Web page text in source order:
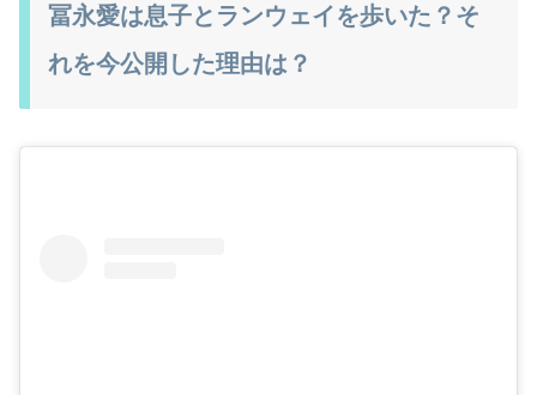
冨永愛は息子とランウェイを歩いた？そ
れを今公開した理由は？